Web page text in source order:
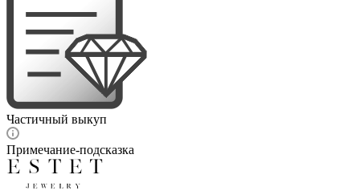
Частичный выкуп
Примечание-подсказка